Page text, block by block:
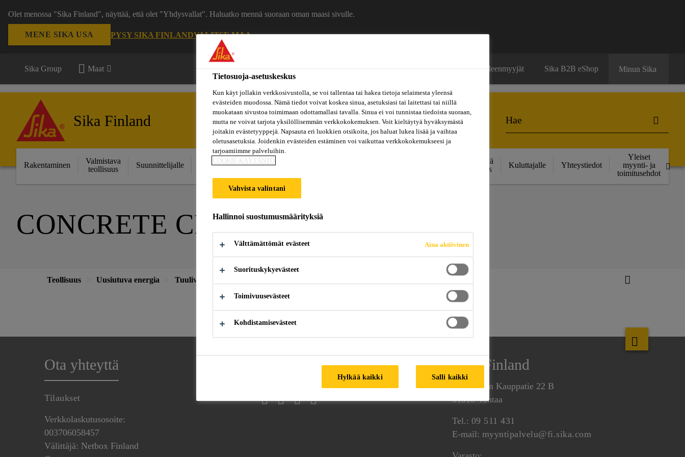
Olet menossa "Sika Finland", näyttää, että olet "Yhdysvallat". Haluatko mennä suoraan oman maasi sivulle.
MENE SIKA USA PYSY SIKA FINLANDVALITSE MAA
Sika Group Maat Jälleenmyyjät Sika B2B eShop Minun Sika
Sika Finland
Rakentaminen
Valmistava
teollisuus
Suunnittelijalle
Ratkaisut
Referenssit
Kestävä
kehitys
Kuluttajalle Yhteystiedot
Yleiset
myynti- ja
toimitusehdot
CONCRETE CRACK INJECTION
Teollisuus Uusiutuva energia Tuulivoima
Ota yhteyttä
Tilaukset
Verkkolaskutusosoite:
003706058457
Välittäjä: Netbox Finland
Seuraa meitä Sika Finland
Tammiston Kauppatie 22 B
01510 Vantaa
Tel.: 09 511 431
E-mail: myyntipalvelu@fi.sika.com
Tietosuoja-asetuskeskus
Kun käyt jollakin verkkosivustolla, se voi tallentaa tai hakea tietoja selaimesta yleensä
evästeiden muodossa. Nämä tiedot voivat koskea sinua, asetuksiasi tai laitettasi tai niillä
muokataan sivustoa toimimaan odottamallasi tavalla. Sinua ei voi tunnistaa tiedoista suoraan,
mutta ne voivat tarjota yksilöllisemmän verkkokokemuksen. Voit kieltäytyä hyväksymästä
joitakin evästetyyppejä. Napsauta eri luokkien otsikoita, jos haluat lukea lisää ja vaihtaa
oletusasetuksia. Joidenkin evästeiden estäminen voi vaikuttaa verkkokokemukseesi ja
tarjoamiimme palveluihin.
COOKIE-KÄYTÄNTÖ
Vahvista valintani
Hallinnoi suostumusmäärityksiä
Välttämättömät evästeet Aina aktiivinen
Suorituskykyevästeet
Toimivuusevästeet
Kohdistamisevästeet
Hylkää kaikki Salli kaikki